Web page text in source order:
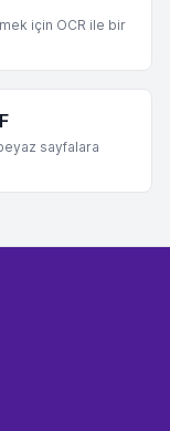
için OCR ile bir
sayfalara